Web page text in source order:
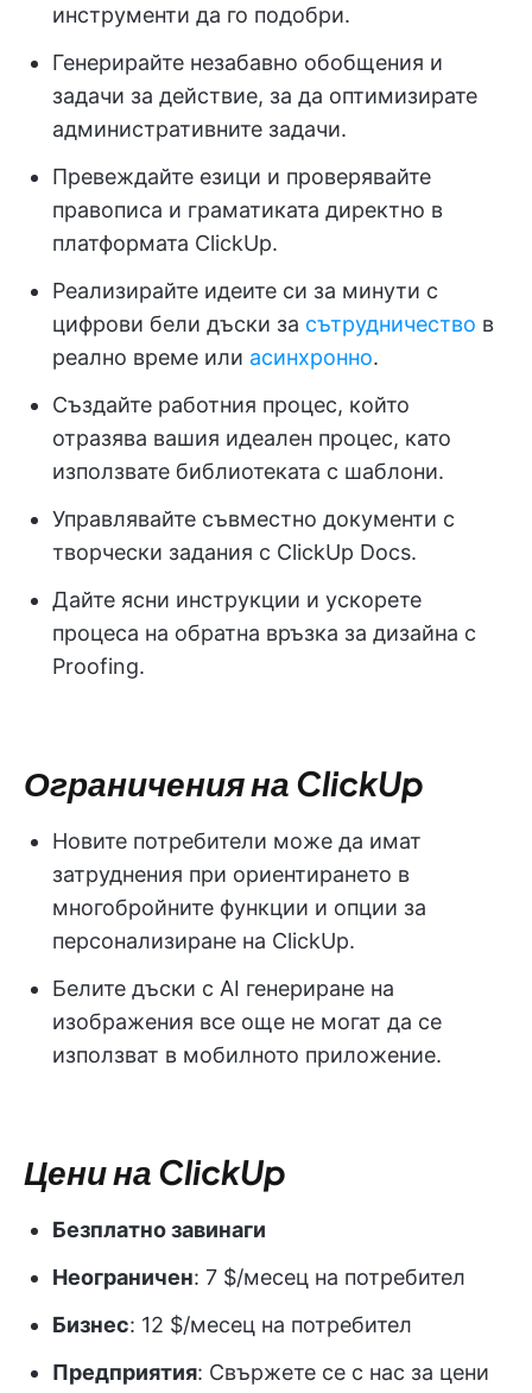
инструменти да го подобри.
Генерирайте незабавно обобщения и
задачи за действие, за да оптимизирате
административните задачи.
Превеждайте езици и проверявайте
правописа и граматиката директно в
платформата ClickUp.
Реализирайте идеите си за минути с
цифрови бели дъски за сътрудничество в
реално време или асинхронно.
Създайте работния процес, който
отразява вашия идеален процес, като
използвате библиотеката с шаблони.
Управлявайте съвместно документи с
творчески задания с ClickUp Docs.
Дайте ясни инструкции и ускорете
процеса на обратна връзка за дизайна с
Proofing.
Ограничения на ClickUp
Новите потребители може да имат
затруднения при ориентирането в
многобройните функции и опции за
персонализиране на ClickUp.
Белите дъски с AI генериране на
изображения все още не могат да се
използват в мобилното приложение.
Цени на ClickUp
Безплатно завинаги
Неограничен: 7 $/месец на потребител
Бизнес: 12 $/месец на потребител
Предприятия: Свържете се с нас за цени